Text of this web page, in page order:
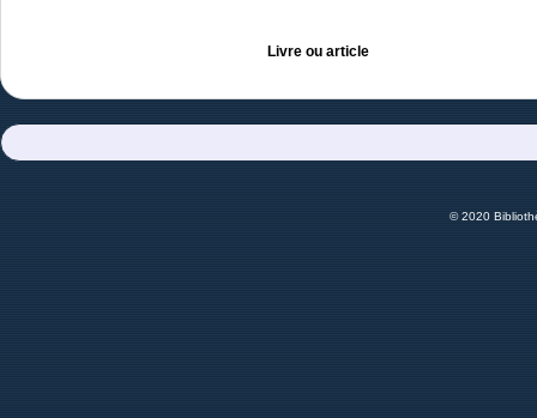
Livre ou article
© 2020